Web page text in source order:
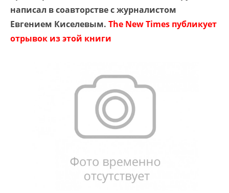
написал в соавторстве с журналистом
Евгением Киселевым. The New Times публикует
отрывок из этой книги